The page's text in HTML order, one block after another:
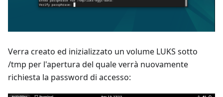
Verra creato ed inizializzato un volume LUKS sotto
/tmp per l'apertura del quale verrà nuovamente
richiesta la password di accesso: